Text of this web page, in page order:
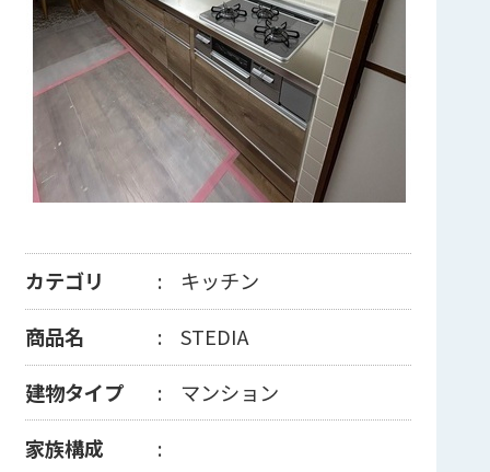
カテゴリ
キッチン
商品名
STEDIA
建物タイプ
マンション
家族構成